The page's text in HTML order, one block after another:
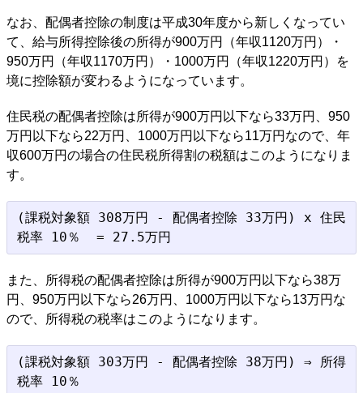
なお、配偶者控除の制度は平成30年度から新しくなってい
て、給与所得控除後の所得が900万円（年収1120万円）・
950万円（年収1170万円）・1000万円（年収1220万円）を
境に控除額が変わるようになっています。
住民税の配偶者控除は所得が900万円以下なら33万円、950
万円以下なら22万円、1000万円以下なら11万円なので、年
収600万円の場合の住民税所得割の税額はこのようになりま
す。
(課税対象額 308万円 - 配偶者控除 33万円) x 住民
また、所得税の配偶者控除は所得が900万円以下なら38万
円、950万円以下なら26万円、1000万円以下なら13万円な
ので、所得税の税率はこのようになります。
(課税対象額 303万円 - 配偶者控除 38万円) ⇒ 所得